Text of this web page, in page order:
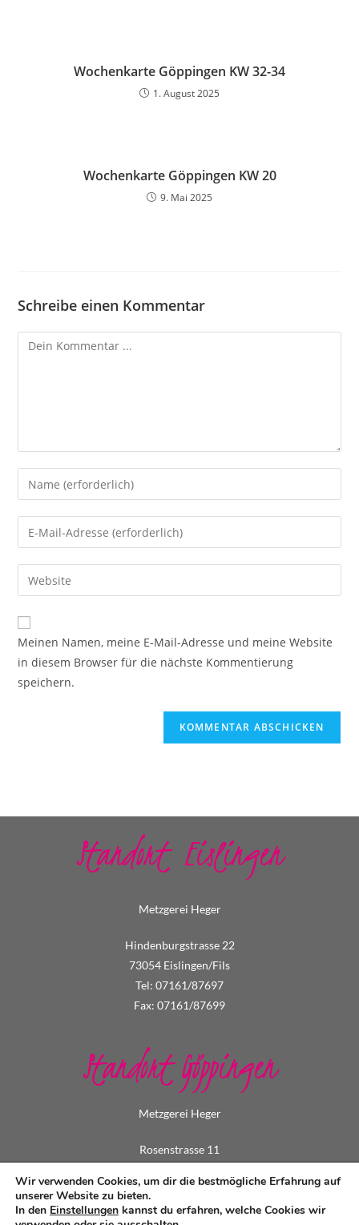
Wochenkarte Göppingen KW 32-34
1. August 2025
Wochenkarte Göppingen KW 20
9. Mai 2025
Schreibe einen Kommentar
Meinen Namen, meine E-Mail-Adresse und meine Website
in diesem Browser für die nächste Kommentierung
speichern.
Standort Eislingen
Metzgerei Heger
Hindenburgstrasse 22
73054 Eislingen/Fils
Tel: 07161/87697
Fax: 07161/87699
Standort Göppingen
Metzgerei Heger
Rosenstrasse 11
Tel: 07161/73495
Fax: 07161/79549
Wir verwenden Cookies, um dir die bestmögliche Erfahrung auf
unserer Website zu bieten.
In den Einstellungen kannst du erfahren, welche Cookies wir